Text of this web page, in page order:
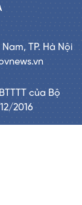
TP. Hà Nội
của Bộ
2016